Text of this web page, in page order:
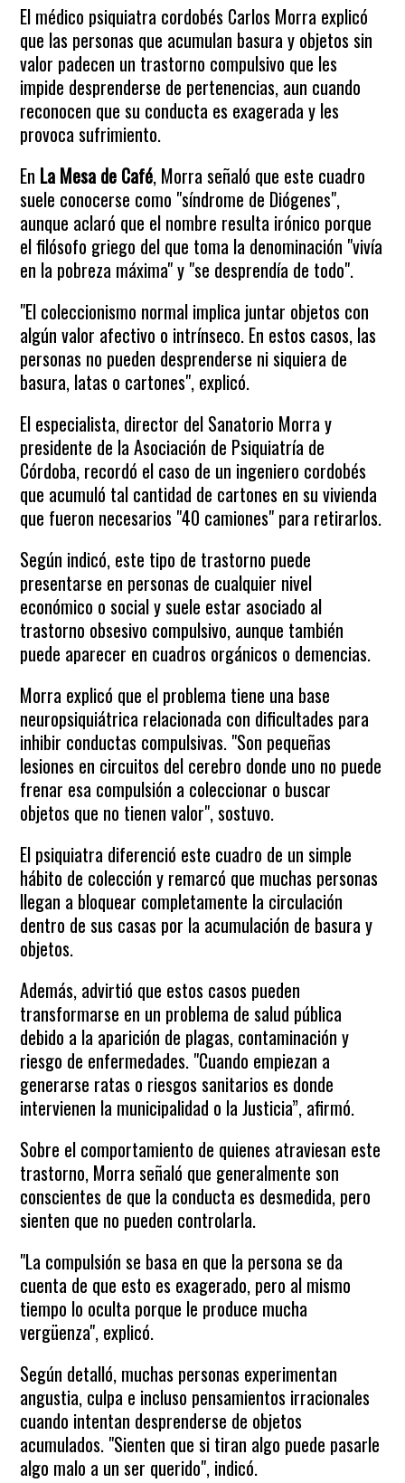
El médico psiquiatra cordobés Carlos Morra explicó
que las personas que acumulan basura y objetos sin
valor padecen un trastorno compulsivo que les
impide desprenderse de pertenencias, aun cuando
reconocen que su conducta es exagerada y les
provoca sufrimiento.
En La Mesa de Café, Morra señaló que este cuadro
suele conocerse como "síndrome de Diógenes",
aunque aclaró que el nombre resulta irónico porque
el filósofo griego del que toma la denominación "vivía
en la pobreza máxima" y "se desprendía de todo".
"El coleccionismo normal implica juntar objetos con
algún valor afectivo o intrínseco. En estos casos, las
personas no pueden desprenderse ni siquiera de
basura, latas o cartones", explicó.
El especialista, director del Sanatorio Morra y
presidente de la Asociación de Psiquiatría de
Córdoba, recordó el caso de un ingeniero cordobés
que acumuló tal cantidad de cartones en su vivienda
que fueron necesarios "40 camiones" para retirarlos.
Según indicó, este tipo de trastorno puede
presentarse en personas de cualquier nivel
económico o social y suele estar asociado al
trastorno obsesivo compulsivo, aunque también
puede aparecer en cuadros orgánicos o demencias.
Morra explicó que el problema tiene una base
neuropsiquiátrica relacionada con dificultades para
inhibir conductas compulsivas. "Son pequeñas
lesiones en circuitos del cerebro donde uno no puede
frenar esa compulsión a coleccionar o buscar
objetos que no tienen valor", sostuvo.
El psiquiatra diferenció este cuadro de un simple
hábito de colección y remarcó que muchas personas
llegan a bloquear completamente la circulación
dentro de sus casas por la acumulación de basura y
objetos.
Además, advirtió que estos casos pueden
transformarse en un problema de salud pública
debido a la aparición de plagas, contaminación y
riesgo de enfermedades. "Cuando empiezan a
generarse ratas o riesgos sanitarios es donde
intervienen la municipalidad o la Justicia”, afirmó.
Sobre el comportamiento de quienes atraviesan este
trastorno, Morra señaló que generalmente son
conscientes de que la conducta es desmedida, pero
sienten que no pueden controlarla.
"La compulsión se basa en que la persona se da
cuenta de que esto es exagerado, pero al mismo
tiempo lo oculta porque le produce mucha
vergüenza", explicó.
Según detalló, muchas personas experimentan
angustia, culpa e incluso pensamientos irracionales
cuando intentan desprenderse de objetos
acumulados. "Sienten que si tiran algo puede pasarle
algo malo a un ser querido", indicó.